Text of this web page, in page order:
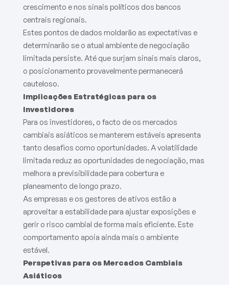
crescimento e nos sinais políticos dos bancos
centrais regionais.
Estes pontos de dados moldarão as expectativas e
determinarão se o atual ambiente de negociação
limitada persiste. Até que surjam sinais mais claros,
o posicionamento provavelmente permanecerá
cauteloso.
Implicações Estratégicas para os
Investidores
Para os investidores, o facto de os mercados
cambiais asiáticos se manterem estáveis apresenta
tanto desafios como oportunidades. A volatilidade
limitada reduz as oportunidades de negociação, mas
melhora a previsibilidade para cobertura e
planeamento de longo prazo.
As empresas e os gestores de ativos estão a
aproveitar a estabilidade para ajustar exposições e
gerir o risco cambial de forma mais eficiente. Este
comportamento apoia ainda mais o ambiente
estável.
Perspetivas para os Mercados Cambiais
Asiáticos